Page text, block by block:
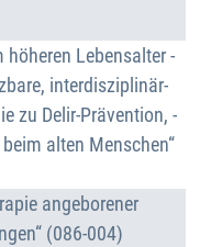
höheren Lebensalter -
interdisziplinär-
zu Delir-Prävention, -
alten Menschen“
angeborener
(086-004)